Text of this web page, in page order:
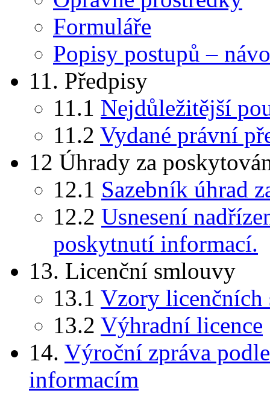
Formuláře
Popisy postupů –
11. Předpisy
11.1 Nejdůležitější
11.2 Vydané právní
12 Úhrady za
12.1 Sazebník úhrad
12.2 Usnesení
poskytnutí informací.
13. Licenční smlouvy
13.1 Vzory licenčních
13.2 Výhradní licence
14. Výroční zpráva
informacím